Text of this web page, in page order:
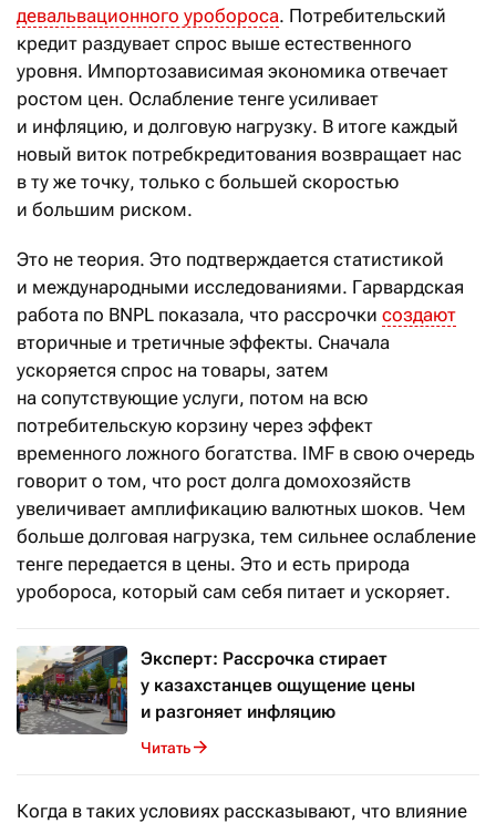
девальвационного уробороса. Потребительский
кредит раздувает спрос выше естественного
уровня. Импортозависимая экономика отвечает
ростом цен. Ослабление тенге усиливает
и инфляцию, и долговую нагрузку. В итоге каждый
новый виток потребкредитования возвращает нас
в ту же точку, только с большей скоростью
и большим риском.
Это не теория. Это подтверждается статистикой
и международными исследованиями. Гарвардская
работа по BNPL показала, что рассрочки создают
вторичные и третичные эффекты. Сначала
ускоряется спрос на товары, затем
на сопутствующие услуги, потом на всю
потребительскую корзину через эффект
временного ложного богатства. IMF в свою очередь
говорит о том, что рост долга домохозяйств
увеличивает амплификацию валютных шоков. Чем
больше долговая нагрузка, тем сильнее ослабление
тенге передается в цены. Это и есть природа
уробороса, который сам себя питает и ускоряет.
Эксперт: Рассрочка стирает
у казахстанцев ощущение цены
и разгоняет инфляцию
Читать
Когда в таких условиях рассказывают, что влияние